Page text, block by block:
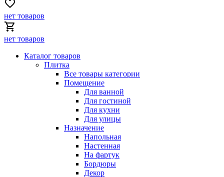
нет товаров
нет товаров
Каталог товаров
Плитка
Все товары категории
Помещение
Для ванной
Для гостиной
Для кухни
Для улицы
Назначение
Напольная
Настенная
На фартук
Бордюры
Декор